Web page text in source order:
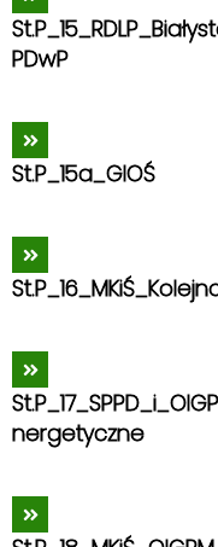
PDwP
St.P_15a_GIOŚ
nergetyczne